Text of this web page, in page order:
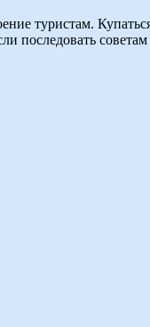
туристам.
последовать